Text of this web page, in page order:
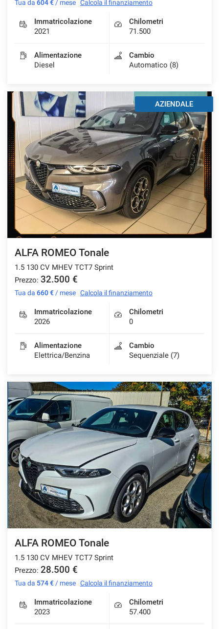
Tua da 604 € / mese Calcola il finanziamento
Immatricolazione
2021
Chilometri
71.500
Alimentazione
Diesel
Cambio
Automatico (8)
AZIENDALE
ALFA ROMEO Tonale
1.5 130 CV MHEV TCT7 Sprint
Prezzo: 32.500 €
Tua da 660 € / mese Calcola il finanziamento
Immatricolazione
2026
Chilometri
0
Alimentazione
Elettrica/Benzina
Cambio
Sequenziale (7)
ALFA ROMEO Tonale
1.5 130 CV MHEV TCT7 Sprint
Prezzo: 28.500 €
Tua da 574 € / mese Calcola il finanziamento
Immatricolazione
2023
Chilometri
57.400